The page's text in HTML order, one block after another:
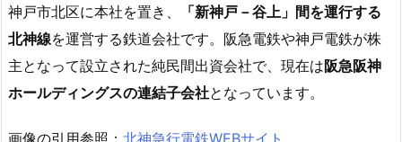
神戸市北区に本社を置き、
「新神戸－谷上」間を運行する
北神線を運営する鉄道会社です。阪急電鉄や神戸電鉄が株
主となって設立された純民間出資会社で、現在は阪急阪神
ホールディングスの連結子会社となっています。